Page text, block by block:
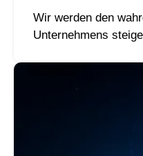
Wir werden den
Unternehmens